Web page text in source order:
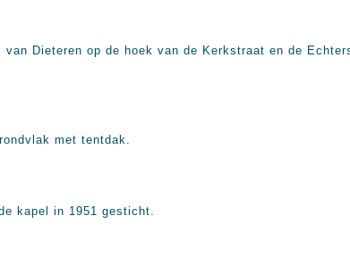
van Dieteren op de hoek van de Kerkstraat en de
met tentdak.
kapel in 1951 gesticht.